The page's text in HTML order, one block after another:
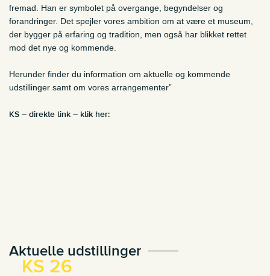
fremad. Han er symbolet på overgange, begyndelser og
forandringer. Det spejler vores ambition om at være et museum,
der bygger på erfaring og tradition, men også har blikket rettet
mod det nye og kommende.
Herunder finder du information om aktuelle og kommende
udstillinger samt om vores arrangementer”
KS – direkte link – klik her:
Aktuelle udstillinger
KS 26